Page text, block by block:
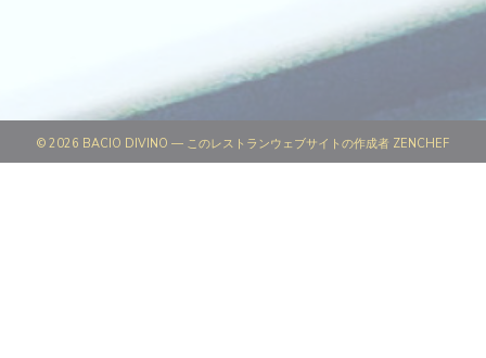
© 2026 BACIO DIVINO — このレストランウェブサイトの作成者 ZENCHEF((新し